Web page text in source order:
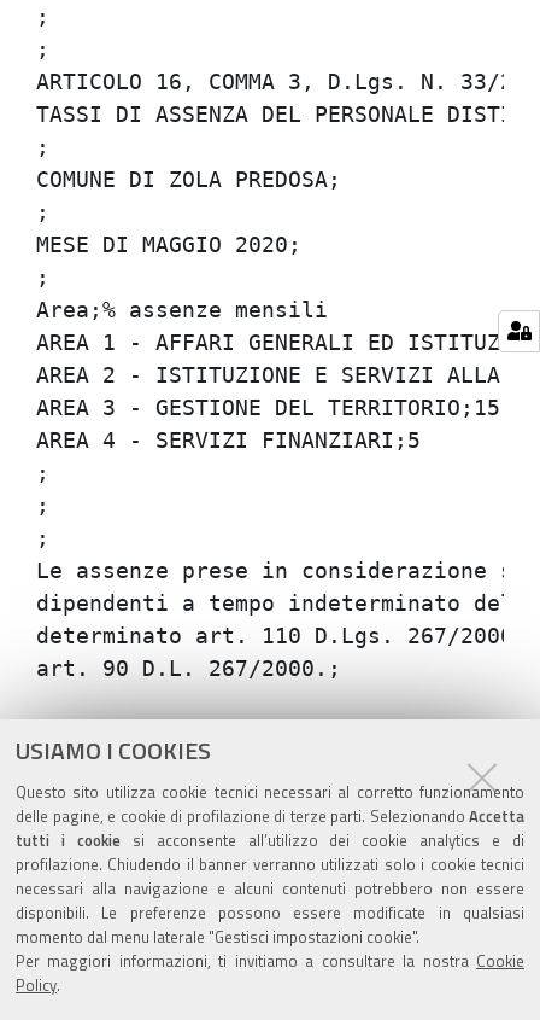
USIAMO I COOKIES
Questo sito utilizza cookie tecnici necessari al corretto funzionamento
delle pagine, e cookie di profilazione di terze parti. Selezionando Accetta
tutti i cookiesi acconsente all’utilizzo dei cookie analytics e di
profilazione. Chiudendo il banner verranno utilizzati solo i cookie tecnici
necessari alla navigazione e alcuni contenuti potrebbero non essere
disponibili. Le preferenze possono essere modificate in qualsiasi
momento dal menu laterale "Gestisci impostazioni cookie".
Per maggiori informazioni, ti invitiamo a consultare la nostra Cookie
Policy.
;
;
ARTICOLO 16, COMMA 3, D.Lgs. N. 33/
TASSI DI ASSENZA DEL PERSONALE
;
COMUNE DI ZOLA PREDOSA;
;
MESE DI MAGGIO 2020;
;
Area;% assenze mensili
AREA 1 - AFFARI GENERALI ED
AREA 2 - ISTITUZIONE E SERVIZI ALLA
AREA 3 - GESTIONE DEL TERRITORIO;15.3
AREA 4 - SERVIZI FINANZIARI;5
;
;
;
Le assenze prese in considerazione
dipendenti a tempo indeterminato
determinato art. 110 D.Lgs. 267/
Azioni
sul
documento
ultima modifica 09/08/2020
Valuta questo sito